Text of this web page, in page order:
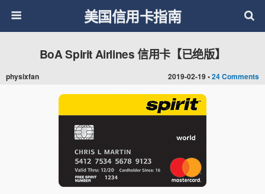
美国信用卡指南
2019-02-19 •24 Comments
BoA Spirit Airlines 信用卡【已绝版】
physixfan